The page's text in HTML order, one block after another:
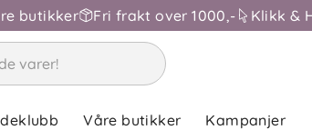
butikker Fri frakt over 1000,- Klikk &
Våre butikker Kampanjer